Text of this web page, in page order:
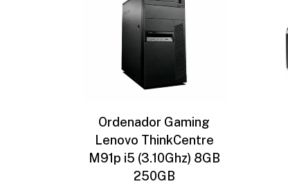
Ordenador Gaming
Lenovo ThinkCentre
M91p i5 (3.10Ghz) 8GB
250GB